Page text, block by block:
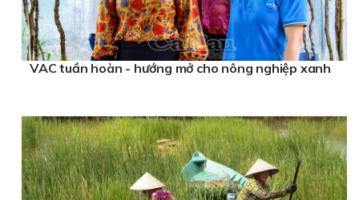
VAC tuần hoàn - hướng mở cho nông nghiệp xanh